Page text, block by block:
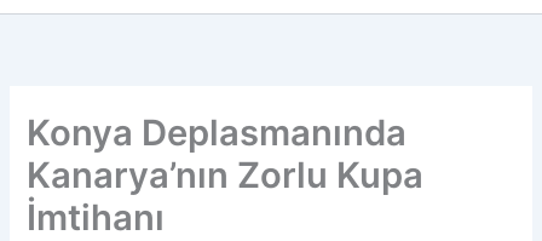
Konya Deplasmanında
Kanarya’nın Zorlu Kupa
İmtihanı